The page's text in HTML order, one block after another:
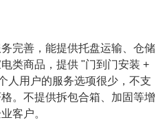
完善，能提供托盘运输、仓储
类商品，提供 "门到门安装 +
人用户的服务选项很少，不支
。不提供拆包合箱、加固等增
客户。